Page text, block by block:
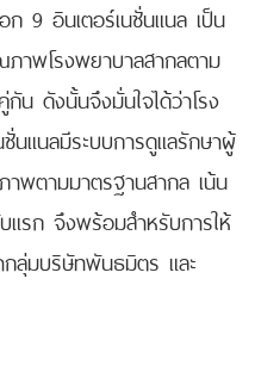
ก 9 อินเตอร์เนชั่นแนล เป็น
าพโรงพยาบาลสากลตาม
น ดังนั้นจึงมั่นใจได้ว่าโรง
นแนลมีระบบการดูแลรักษาผู้
พตามมาตรฐานสากล เน้น
รก จึงพร้อมสำหรับการให้
ลุ่มบริษัทพันธมิตร และ